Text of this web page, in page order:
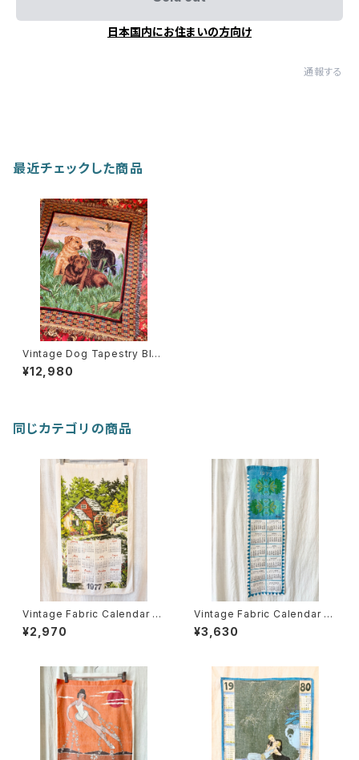
日本国内にお住まいの方向け
通報する
最近チェックした商品
Vintage Dog Tapestry Blan
ket
¥12,980
同じカテゴリの商品
Vintage Fabric Calendar 19
77
¥2,970
Vintage Fabric Calendar 19
72 (Vera)
¥3,630